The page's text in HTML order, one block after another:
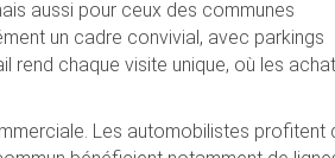
aussi pour ceux des communes
un cadre convivial, avec parkings
rend chaque visite unique, où les
Les automobilistes profitent